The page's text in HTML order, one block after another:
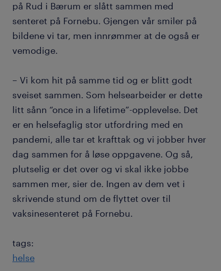
på Rud i Bærum er slått sammen med
senteret på Fornebu. Gjengen vår smiler på
bildene vi tar, men innrømmer at de også er
vemodige.
– Vi kom hit på samme tid og er blitt godt
sveiset sammen. Som helsearbeider er dette
litt sånn “once in a lifetime”-opplevelse. Det
er en helsefaglig stor utfordring med en
pandemi, alle tar et krafttak og vi jobber hver
dag sammen for å løse oppgavene. Og så,
plutselig er det over og vi skal ikke jobbe
sammen mer, sier de. Ingen av dem vet i
skrivende stund om de flyttet over til
vaksinesenteret på Fornebu.
tags:
helse